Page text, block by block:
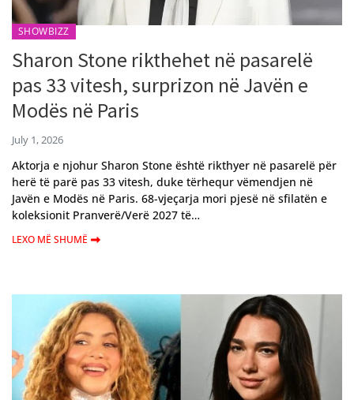
SHOWBIZZ
Sharon Stone rikthehet në pasarelë
pas 33 vitesh, surprizon në Javën e
Modës në Paris
July 1, 2026
Aktorja e njohur Sharon Stone është rikthyer në pasarelë për
herë të parë pas 33 vitesh, duke tërhequr vëmendjen në
Javën e Modës në Paris. 68-vjeçarja mori pjesë në sfilatën e
koleksionit Pranverë/Verë 2027 të…
LEXO MË SHUMË